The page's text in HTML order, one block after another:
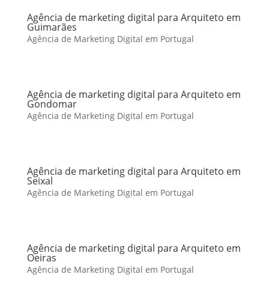
Agência de marketing digital para Arquiteto em
Guimarães
Agência de Marketing Digital em Portugal
Agência de marketing digital para Arquiteto em
Gondomar
Agência de Marketing Digital em Portugal
Agência de marketing digital para Arquiteto em
Seixal
Agência de Marketing Digital em Portugal
Agência de marketing digital para Arquiteto em
Oeiras
Agência de Marketing Digital em Portugal